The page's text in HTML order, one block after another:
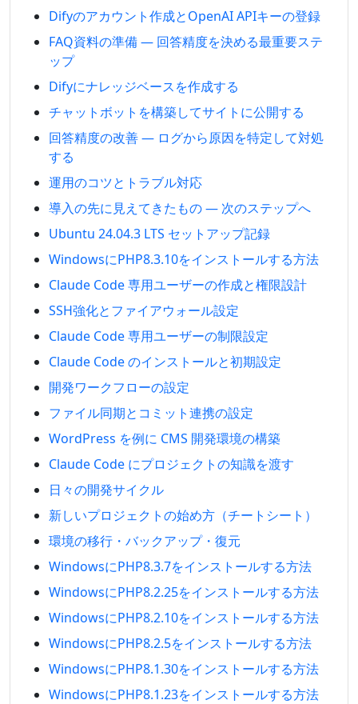
Difyのアカウント作成とOpenAI APIキーの登録
FAQ資料の準備 — 回答精度を決める最重要ステ
ップ
Difyにナレッジベースを作成する
チャットボットを構築してサイトに公開する
回答精度の改善 — ログから原因を特定して対処
する
運用のコツとトラブル対応
導入の先に見えてきたもの — 次のステップへ
Ubuntu 24.04.3 LTS セットアップ記録
WindowsにPHP8.3.10をインストールする方法
Claude Code 専用ユーザーの作成と権限設計
SSH強化とファイアウォール設定
Claude Code 専用ユーザーの制限設定
Claude Code のインストールと初期設定
開発ワークフローの設定
ファイル同期とコミット連携の設定
WordPress を例に CMS 開発環境の構築
Claude Code にプロジェクトの知識を渡す
日々の開発サイクル
新しいプロジェクトの始め方（チートシート）
環境の移行・バックアップ・復元
WindowsにPHP8.3.7をインストールする方法
WindowsにPHP8.2.25をインストールする方法
WindowsにPHP8.2.10をインストールする方法
WindowsにPHP8.2.5をインストールする方法
WindowsにPHP8.1.30をインストールする方法
WindowsにPHP8.1.23をインストールする方法